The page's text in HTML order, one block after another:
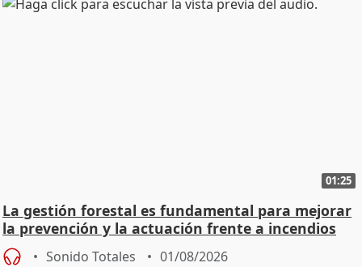
01:25
La gestión forestal es fundamental para mejorar
la prevención y la actuación frente a incendios
Sonido Totales 01/08/2026